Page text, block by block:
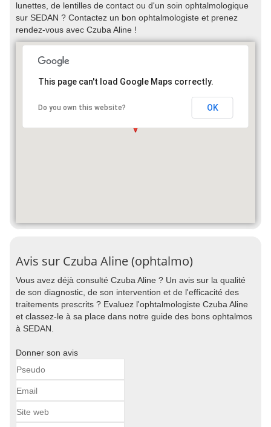
lunettes, de lentilles de contact ou d'un soin ophtalmologique
sur SEDAN ? Contactez un bon ophtalmologiste et prenez
rendez-vous avec Czuba Aline !
This page can't load Google Maps correctly.
Do you own this website? OK
Avis sur Czuba Aline (ophtalmo)
Vous avez déjà consulté Czuba Aline ? Un avis sur la qualité
de son diagnostic, de son intervention et de l'efficacité des
traitements prescrits ? Evaluez l'ophtalmologiste Czuba Aline
et classez-le à sa place dans notre guide des bons ophtalmos
à SEDAN.
Donner son avis